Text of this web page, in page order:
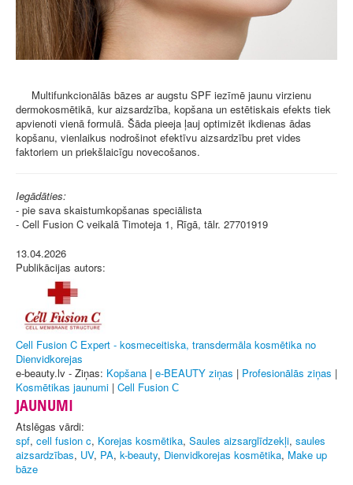
Multifunkcionālās bāzes ar augstu SPF iezīmē jaunu virzienu
dermokosmētikā, kur aizsardzība, kopšana un estētiskais efekts tiek
apvienoti vienā formulā. Šāda pieeja ļauj optimizēt ikdienas ādas
kopšanu, vienlaikus nodrošinot efektīvu aizsardzību pret vides
faktoriem un priekšlaicīgu novecošanos.
Iegādāties:
- pie sava skaistumkopšanas speciālista
- Cell Fusion C veikalā Timoteja 1, Rīgā, tālr. 27701919
13.04.2026
Publikācijas autors:
Cell Fusion C Expert - kosmeceitiska, transdermāla kosmētika no
Dienvidkorejas
e-beauty.lv - Ziņas: Kopšana | e-BEAUTY ziņas | Profesionālās ziņas |
Kosmētikas jaunumi | Cell Fusion С
JAUNUMI
Atslēgas vārdi:
spf, cell fusion c, Korejas kosmētika, Saules aizsarglīdzekļi, saules
aizsardzības, UV, PA, k-beauty, Dienvidkorejas kosmētika, Make up
bāze